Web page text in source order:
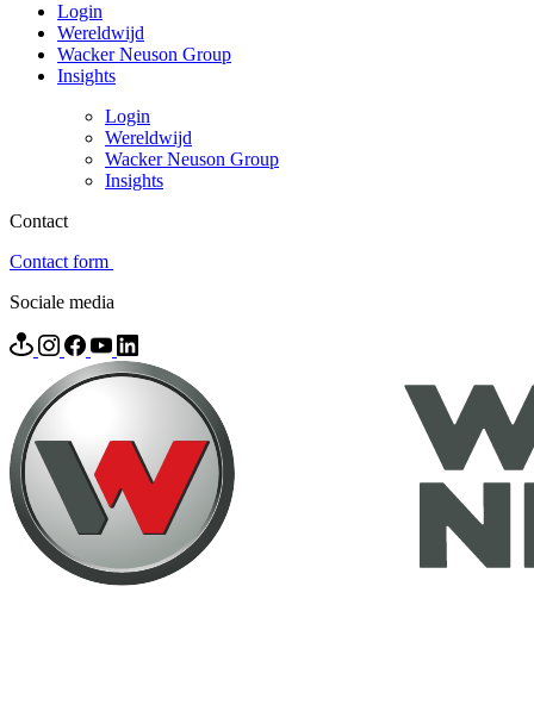
Login
Wereldwijd
Wacker Neuson Group
Insights
Login
Wereldwijd
Wacker Neuson Group
Insights
Contact
Contact form
Sociale media